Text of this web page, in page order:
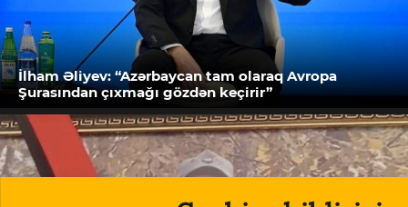
İlham Əliyev: “Azərbaycan tam olaraq Avropa
Şurasından çıxmağı gözdən keçirir”